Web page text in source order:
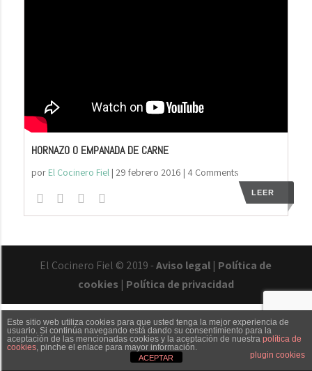
HORNAZO O EMPANADA DE CARNE
por El Cocinero Fiel| 29 febrero 2016 | 4 Comments
LEER
El Cocinero Fiel © 2019 -Aviso legal | Política de
cookies | Política de privacidad
Txaber Allué Redes sociales Contacto
Este sitio web utiliza cookies para que usted tenga la mejor experiencia de
usuario. Si continúa navegando está dando su consentimiento para la
aceptación de las mencionadas cookies y la aceptación de nuestra política de
cookies, pinche el enlace para mayor información.
plugin cookies
ACEPTAR